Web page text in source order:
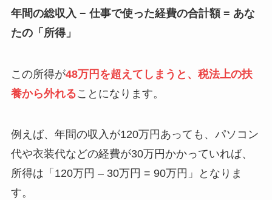
年間の総収入 − 仕事で使った経費の合計額 = あな
たの「所得」
この所得が48万円を超えてしまうと、税法上の扶
養から外れることになります。
例えば、年間の収入が120万円あっても、パソコン
代や衣装代などの経費が30万円かかっていれば、
所得は「120万円 – 30万円 = 90万円」となりま
す。